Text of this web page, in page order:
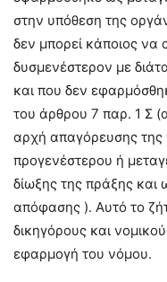
στην υπόθεση της
δεν μπορεί κάποιος να
δυσμενέστερον με
και που δεν
του άρθρου 7 παρ. 1 Σ
αρχή απαγόρευσης
προγενέστερου ή
δίωξης της πράξης
απόφασης ). Αυτό το
δικηγόρους και
εφαρμογή του νόμου.